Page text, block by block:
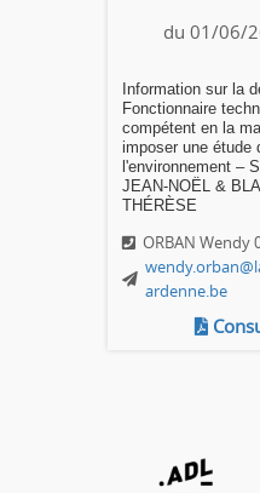
du 01/06/
Information sur la
Fonctionnaire
compétent en la
imposer une étude
l'environnement –
JEAN-NOËL &
THÉRÈSE
ORBAN Wendy
ardenne.be